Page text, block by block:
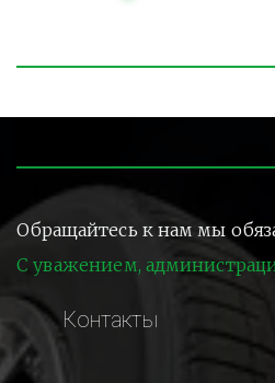
Обращайтесь к нам мы
С уважением,
Контакты